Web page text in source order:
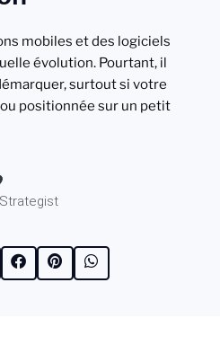
mobiles et des logiciels
évolution. Pourtant, il
surtout si votre
positionnée sur un petit